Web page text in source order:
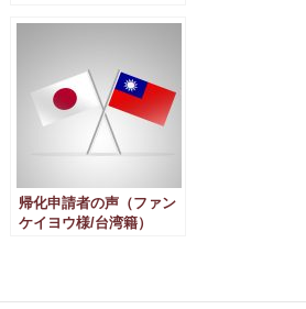
帰化申請者の声（ファン
ケイヨウ様/台湾籍）